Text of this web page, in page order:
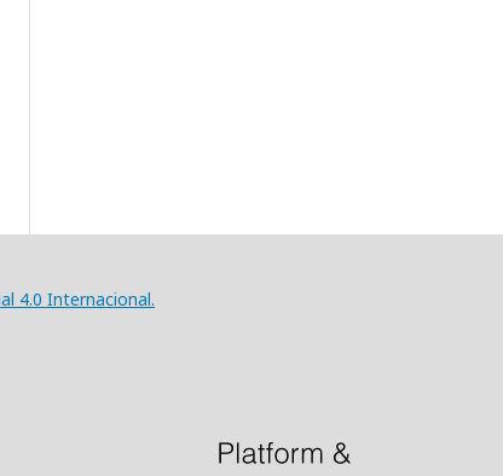
4.0 Internacional.